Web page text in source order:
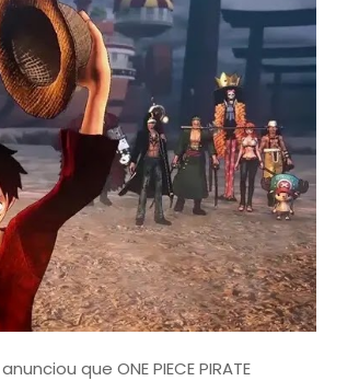
que ONE PIECE PIRATE